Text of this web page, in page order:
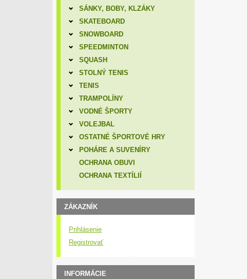
SÁNKY, BOBY, KLZÁKY
SKATEBOARD
SNOWBOARD
SPEEDMINTON
SQUASH
STOLNÝ TENIS
TENIS
TRAMPOLÍNY
VODNÉ ŠPORTY
VOLEJBAL
OSTATNÉ ŠPORTOVÉ HRY
POHÁRE A SUVENÍRY
OCHRANA OBUVI
OCHRANA TEXTÍLIÍ
ZÁKAZNÍK
Prihlásenie
Registrovať
INFORMÁCIE